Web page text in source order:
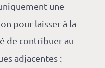
une
pour laisser à la
de contribuer au
adjacentes :